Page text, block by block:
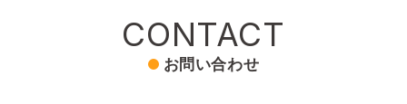
CONTACT
お問い合わせ